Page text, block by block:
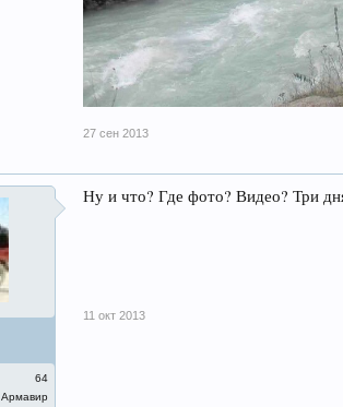
27 сен 2013
64
Армавир
Ну и что? Где фото? Видео? Три
11 окт 2013